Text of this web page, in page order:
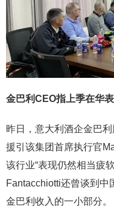
金巴利CEO指上季在华
昨日，意大利酒企金巴
援引该集团首席执行官
该行业“表现仍然相当疲
Fantacchiotti还曾谈到中
金巴利收入的一小部分。